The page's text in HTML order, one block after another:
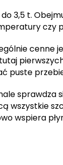
3,5 t.
czy
cenne
puste
sprawdza
wspiera